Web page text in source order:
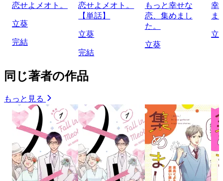
恋せよメオト。
立葵
完結
恋せよメオト。
【単話】
立葵
完結
もっと幸せな
恋、集めまし
た。
立葵
幸
ま
立
同じ著者の作品
もっと見る